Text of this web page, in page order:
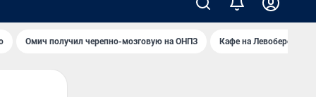
Омич получил черепно-мозговую на ОНПЗ Кафе на Левобережье